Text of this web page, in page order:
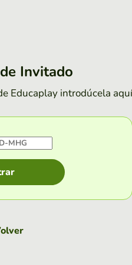
Invitado
Educaplay introdúcela